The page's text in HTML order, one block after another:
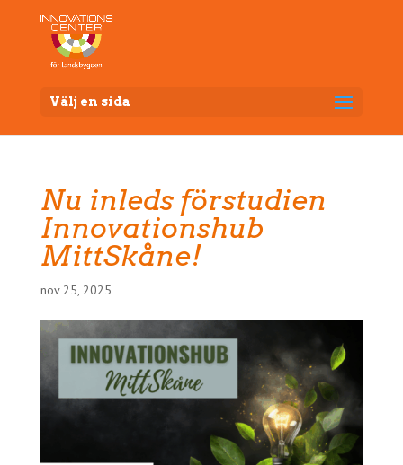
Välj en sida
Nu inleds förstudien
Innovationshub
MittSkåne!
nov 25, 2025